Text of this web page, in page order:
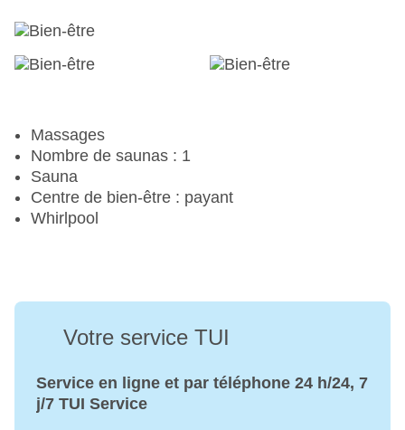
Massages
Nombre de saunas : 1
Sauna
Centre de bien-être : payant
Whirlpool
Votre service TUI
Service en ligne et par téléphone 24 h/24, 7
j/7 TUI Service